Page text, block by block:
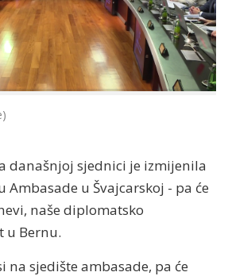
današnjoj sjednici je izmijenila
u Švajcarskoj - pa će
naše diplomatsko
u Bernu.
na sjedište ambasade, pa će